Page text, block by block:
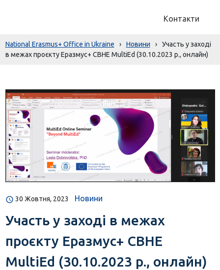
Контакти
National Erasmus+ Office in Ukraine › Новини ›
Участь у заході
в межах проєкту Еразмус+ CBHE MultiEd (30.10.2023 р., онлайн)
30 Жовтня, 2023 Новини
Участь у заході в межах
проєкту Еразмус+ CBHE
MultiEd (30.10.2023 р., онлайн)